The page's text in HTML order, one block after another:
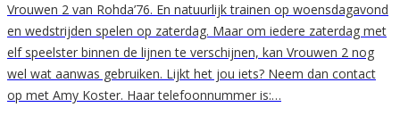
Vrouwen 2 van Rohda’76. En natuurlijk trainen op woensdagavond
en wedstrijden spelen op zaterdag. Maar om iedere zaterdag met
elf speelster binnen de lijnen te verschijnen, kan Vrouwen 2 nog
wel wat aanwas gebruiken. Lijkt het jou iets? Neem dan contact
op met Amy Koster. Haar telefoonnummer is:…